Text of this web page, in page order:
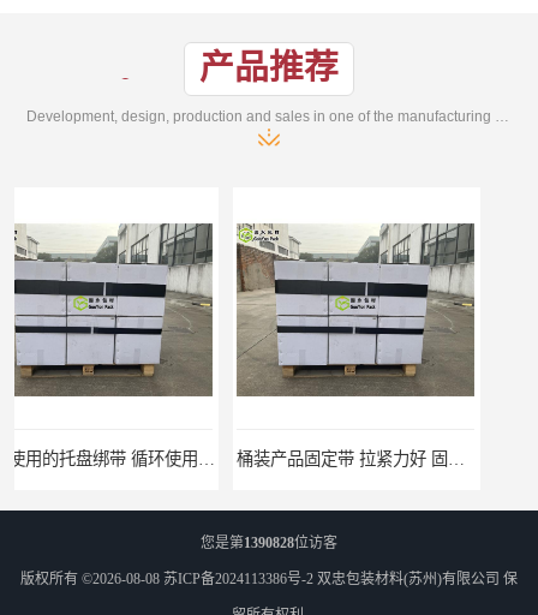
产品推荐
桶装产品固定带 拉紧力好 固永包材 托盘运输网兜 固永包材
您是第1390828位访客
版权所有 ©2026-08-08 苏ICP备2024113386号-2 双忠包装材料(苏州)有限公司 保